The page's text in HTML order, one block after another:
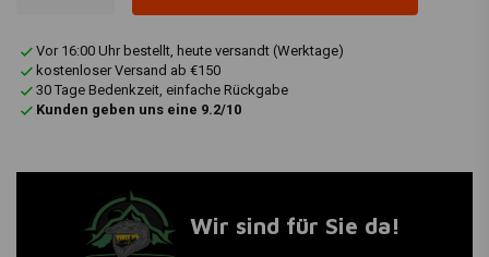
Vor 16:00 Uhr bestellt, heute versandt (Werktage)
kostenloser Versand ab €150
30 Tage Bedenkzeit, einfache Rückgabe
Kunden geben uns eine 9.2/10
Wir sind für Sie da!